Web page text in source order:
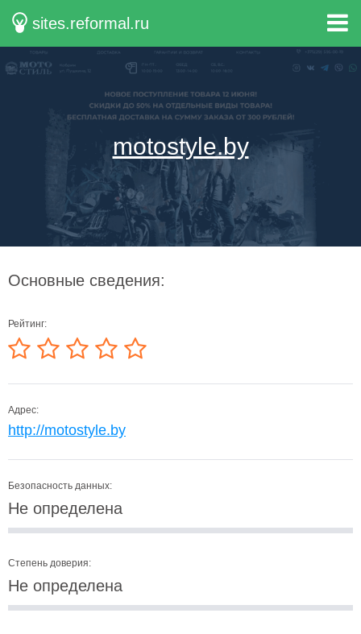
sites.reformal.ru
motostyle.by
Основные сведения:
Рейтинг:
Адрес:
http://motostyle.by
Безопасность данных:
Не определена
Степень доверия:
Не определена